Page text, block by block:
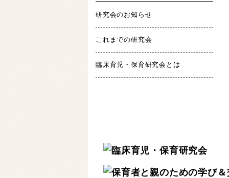
研究会のお知らせ
これまでの研究会
臨床育児・保育研究会とは